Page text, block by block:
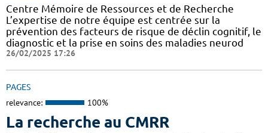
Centre Mémoire de Ressources et de Recherche
L’expertise de notre équipe est centrée sur la
prévention des facteurs de risque de déclin cognitif, le
diagnostic et la prise en soins des maladies neurod
26/02/2025 17:26
PAGES
relevance: 100%
La recherche au CMRR